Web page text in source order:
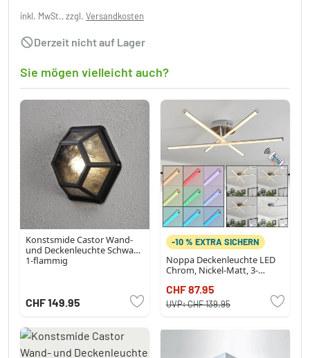
inkl. MwSt., zzgl. Versandkosten
Derzeit nicht auf Lager
Sie mögen vielleicht auch?
Konstsmide Castor Wand-
und Deckenleuchte Schwarz,
1-flammig
CHF 149.95
-10 % EXTRA SICHERN
Noppa Deckenleuchte LED
Chrom, Nickel-Matt, 3-
Farbwechsler
CHF 87.95
UVP:CHF 139.95